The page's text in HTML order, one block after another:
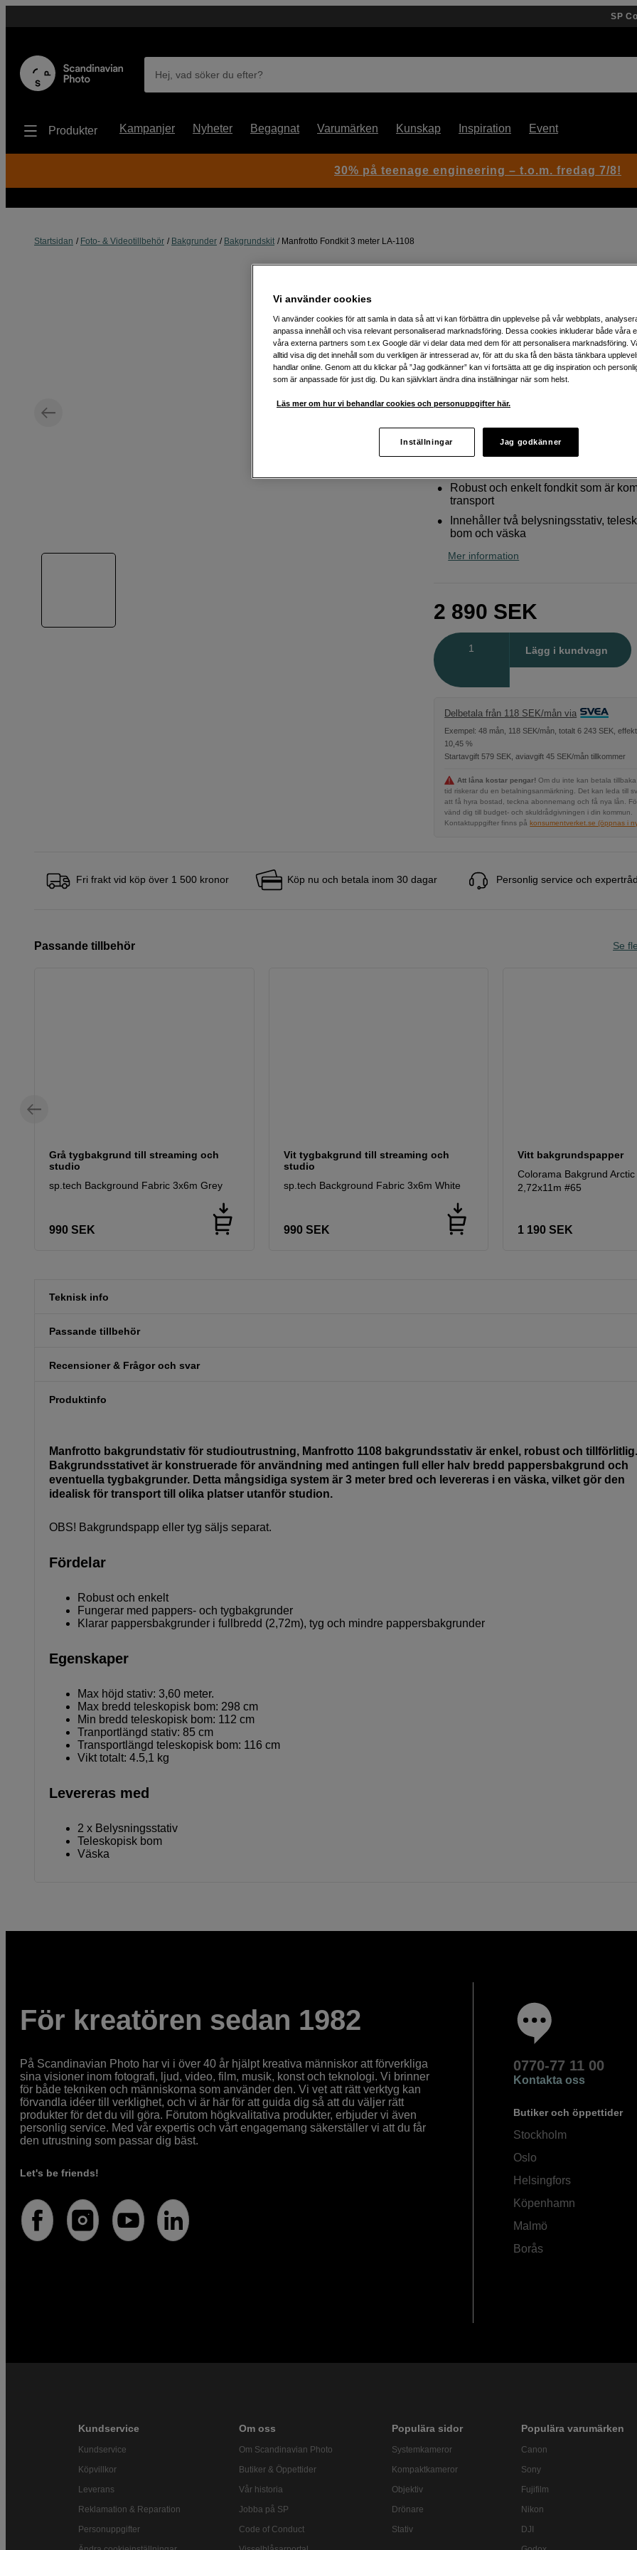
SP
Hej, vad söker du efter?
Produkter Kampanjer Nyheter Begagnat Varumärken Kunskap Inspiration Event
Startsidan Foto- & Videotillbehör Bakgrunder Bakgrundskit Manfrotto Fondkit 3 meter LA-1108
Manfrotto Fondkit 3 meter LA-1108
tygbakgrunder
Klarar pappersbakgrunder i fullbredd
Robust och enkelt fondkit som är
transport
Innehåller två belysningsstativ,
bom och väska
Mer information
2 890 SEK
Lägg i kundvagn
Delbetala från 118 SEK/mån via
Exempel: 48 mån, 118 SEK/mån, totalt 6 243 SEK,
10,45 %
Startavgift 579 SEK, aviavgift 45 SEK/mån tillkommer
Att låna kostar pengar! Om du inte kan betala
tid riskerar du en betalningsanmärkning. Det kan leda till
att få hyra bostad, teckna abonnemang och få nya lån.
vänd dig till budget- och skuldrådgivningen i din kommun.
Kontaktuppgifter finns på konsumentverket.se (öppnas i
Fri frakt vid köp över 1 500 kronor Köp nu och betala inom 30 dagar Personlig service och
Passande tillbehör Se
Grå tygbakgrund till streaming och
studio
sp.tech Background Fabric 3x6m Grey
990 SEK
Vit tygbakgrund till streaming och
studio
sp.tech Background Fabric 3x6m White
990 SEK
Vitt bakgrundspapper
Colorama Bakgrund
2,72x11m #65
1 190 SEK
Teknisk info
Passande tillbehör
Recensioner & Frågor och svar
Produktinfo
Manfrotto bakgrundstativ för studioutrustning, Manfrotto 1108 bakgrundsstativ är enkel, robust och tillförlitlig.
Bakgrundsstativet är konstruerade för användning med antingen full eller halv bredd pappersbakgrund och
eventuella tygbakgrunder. Detta mångsidiga system är 3 meter bred och levereras i en väska, vilket gör den
idealisk för transport till olika platser utanför studion.
OBS! Bakgrundspapp eller tyg säljs separat.
Fördelar
Robust och enkelt
Fungerar med pappers- och tygbakgrunder
Klarar pappersbakgrunder i fullbredd (2,72m), tyg och mindre pappersbakgrunder
Egenskaper
Max höjd stativ: 3,60 meter.
Max bredd teleskopisk bom: 298 cm
Min bredd teleskopisk bom: 112 cm
Tranportlängd stativ: 85 cm
Transportlängd teleskopisk bom: 116 cm
Vikt totalt: 4.5,1 kg
Levereras med
2 x Belysningsstativ
Teleskopisk bom
Väska
För kreatören sedan 1982
På Scandinavian Photo har vi i över 40 år hjälpt kreativa människor att förverkliga
sina visioner inom fotografi, ljud, video, film, musik, konst och teknologi. Vi brinner
för både tekniken och människorna som använder den. Vi vet att rätt verktyg kan
förvandla idéer till verklighet, och vi är här för att guida dig så att du väljer rätt
produkter för det du vill göra. Förutom högkvalitativa produkter, erbjuder vi även
personlig service. Med vår expertis och vårt engagemang säkerställer vi att du får
den utrustning som passar dig bäst.
Let's be friends!
0770-77 11 00
Kontakta oss
Butiker och öppettider
Stockholm
Oslo
Helsingfors
Köpenhamn
Malmö
Borås
Kundservice
Kundservice
Köpvillkor
Leverans
Reklamation & Reparation
Personuppgifter
Om oss
Om Scandinavian Photo
Butiker & Öppettider
Vår historia
Jobba på SP
Code of Conduct
Populära sidor
Systemkameror
Kompaktkameror
Objektiv
Drönare
Stativ
Populära varumärken
Canon
Sony
Fujifilm
Nikon
DJI
30% på teenage engineering – t.o.m. fredag 7/8!
Vi använder cookies
Vi använder cookies för att samla in data så att vi kan förbättra din upplevelse på vår webbplats,
anpassa innehåll och visa relevant personaliserad marknadsföring. Dessa cookies inkluderar både våra
våra externa partners som t.ex Google där vi delar data med dem för att personalisera marknadsföring.
alltid visa dig det innehåll som du verkligen är intresserad av, för att du ska få den bästa tänkbara
handlar online. Genom att du klickar på ”Jag godkänner” kan vi fortsätta att ge dig inspiration och
som är anpassade för just dig. Du kan självklart ändra dina inställningar när som helst.
Läs mer om hur vi behandlar cookies och personuppgifter här.
Inställningar Jag godkänner